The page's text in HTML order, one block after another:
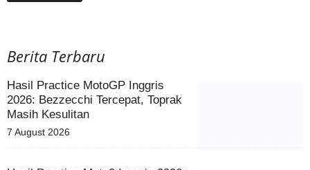
Berita Terbaru
Hasil Practice MotoGP Inggris
2026: Bezzecchi Tercepat, Toprak
Masih Kesulitan
7 August 2026